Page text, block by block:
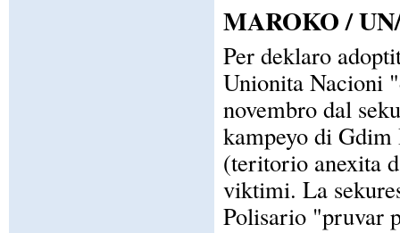
MAROKO /
Per deklaro
Unionita Nacioni
novembro dal
kampeyo di Gdim
(teritorio anexita
viktimi. La
Polisario "pruvar